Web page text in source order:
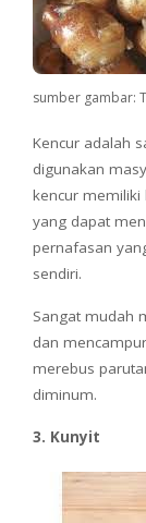
sumber gambar:
Kencur adalah
digunakan
kencur
yang dapat
pernafasan
sendiri.
Sangat mudah
dan
merebus
diminum.
3. Kunyit